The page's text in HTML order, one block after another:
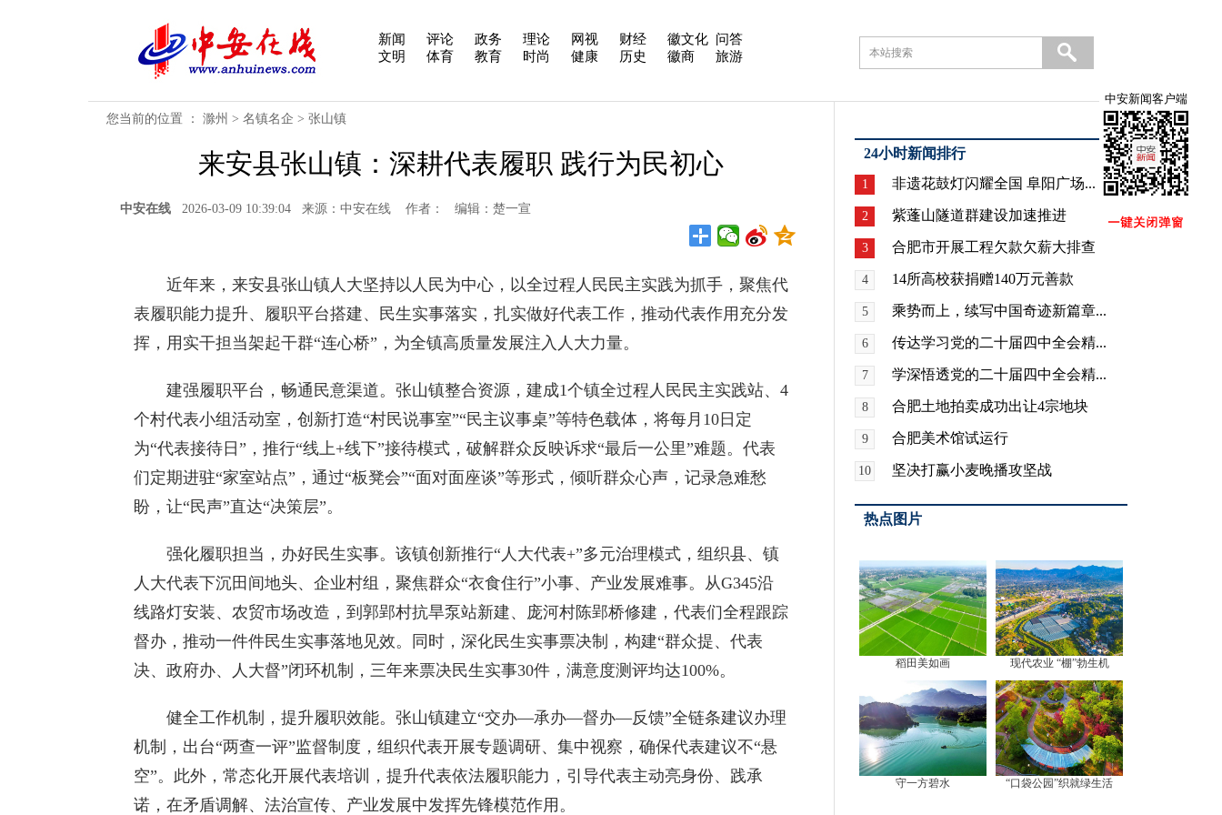
新闻 评论 政务 理论 网视 财经 徽文化 问答
文明
体育 教育 时尚 健康 历史 徽商 旅游
您当前的位置 ： 滁州 > 名镇名企 > 张山镇
来安县张山镇：深耕代表履职 践行为民初心
中安在线 2026-03-09 10:39:04 来源：中安在线 作者： 编辑：楚一宣
近年来，来安县张山镇人大坚持以人民为中心，以全过程人民民主实践为抓手，聚焦代
表履职能力提升、履职平台搭建、民生实事落实，扎实做好代表工作，推动代表作用充分发
挥，用实干担当架起干群“连心桥”，为全镇高质量发展注入人大力量。
建强履职平台，畅通民意渠道。张山镇整合资源，建成1个镇全过程人民民主实践站、4
个村代表小组活动室，创新打造“村民说事室”“民主议事桌”等特色载体，将每月10日定
为“代表接待日”，推行“线上+线下”接待模式，破解群众反映诉求“最后一公里”难题。代表
们定期进驻“家室站点”，通过“板凳会”“面对面座谈”等形式，倾听群众心声，记录急难愁
盼，让“民声”直达“决策层”。
强化履职担当，办好民生实事。该镇创新推行“人大代表+”多元治理模式，组织县、镇
人大代表下沉田间地头、企业村组，聚焦群众“衣食住行”小事、产业发展难事。从G345沿
线路灯安装、农贸市场改造，到郭郢村抗旱泵站新建、庞河村陈郢桥修建，代表们全程跟踪
督办，推动一件件民生实事落地见效。同时，深化民生实事票决制，构建“群众提、代表
决、政府办、人大督”闭环机制，三年来票决民生实事30件，满意度测评均达100%。
健全工作机制，提升履职效能。张山镇建立“交办—承办—督办—反馈”全链条建议办理
机制，出台“两查一评”监督制度，组织代表开展专题调研、集中视察，确保代表建议不“悬
空”。此外，常态化开展代表培训，提升代表依法履职能力，引导代表主动亮身份、践承
诺，在矛盾调解、法治宣传、产业发展中发挥先锋模范作用。
24小时新闻排行
1 非遗花鼓灯闪耀全国 阜阳广场...
2 紫蓬山隧道群建设加速推进
3 合肥市开展工程欠款欠薪大排查
4 14所高校获捐赠140万元善款
5 乘势而上，续写中国奇迹新篇章...
6 传达学习党的二十届四中全会精...
7 学深悟透党的二十届四中全会精...
8 合肥土地拍卖成功出让4宗地块
9 合肥美术馆试运行
10 坚决打赢小麦晚播攻坚战
热点图片
稻田美如画 现代农业 “棚”勃生机
守一方碧水 “口袋公园”织就绿生活
中安新闻客户端